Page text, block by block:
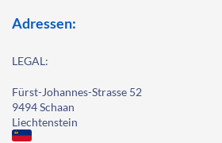
Adressen:
LEGAL:
Fürst-Johannes-Strasse 52
9494 Schaan
Liechtenstein